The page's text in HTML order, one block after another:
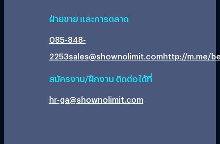
ฝ่ายขาย และการตลาด
085-848-
2253sales@shownolimit.comhttp://m.me/
สมัครงาน/ฝึกงาน ติดต่อได้ที่
hr-ga@shownolimit.com